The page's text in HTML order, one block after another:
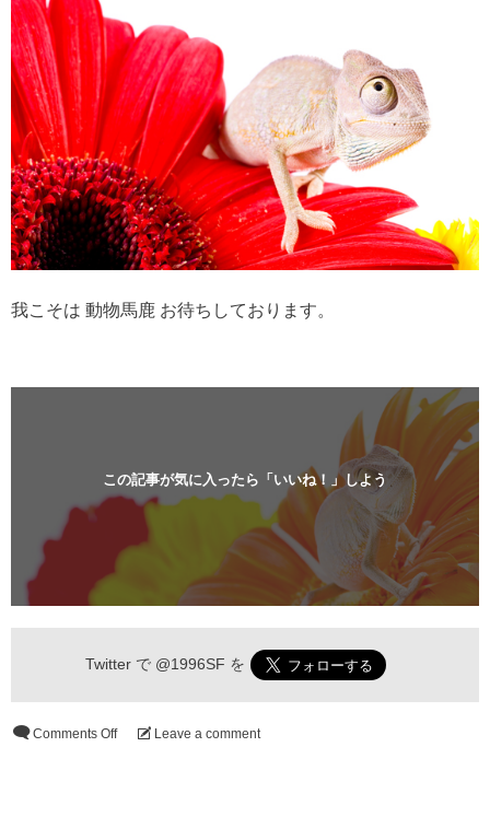
我こそは 動物馬鹿 お待ちしております。
この記事が気に入ったら「いいね！」しよう
Twitter で @1996SF を
Comments Off Leave a comment